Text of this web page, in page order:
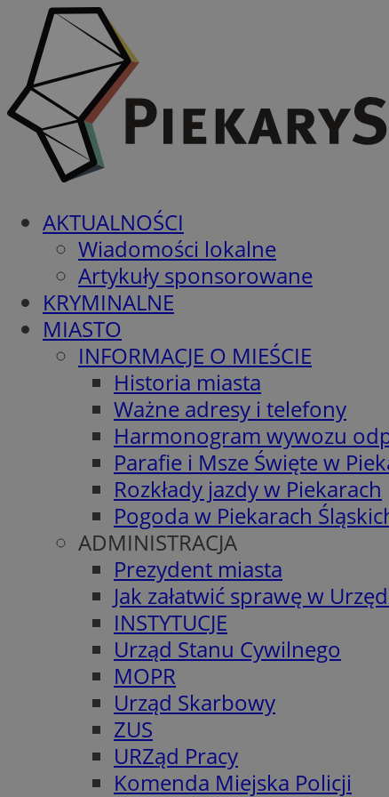
AKTUALNOŚCI
Wiadomości lokalne
Artykuły sponsorowane
KRYMINALNE
MIASTO
INFORMACJE O MIEŚCIE
Historia miasta
Ważne adresy i telefony
Harmonogram wywozu
Parafie i Msze Święte w
Rozkłady jazdy w Piekarach
Pogoda w Piekarach
ADMINISTRACJA
Prezydent miasta
Jak załatwić sprawę w
INSTYTUCJE
Urząd Stanu Cywilnego
MOPR
Urząd Skarbowy
ZUS
URZąd Pracy
Komenda Miejska Policji